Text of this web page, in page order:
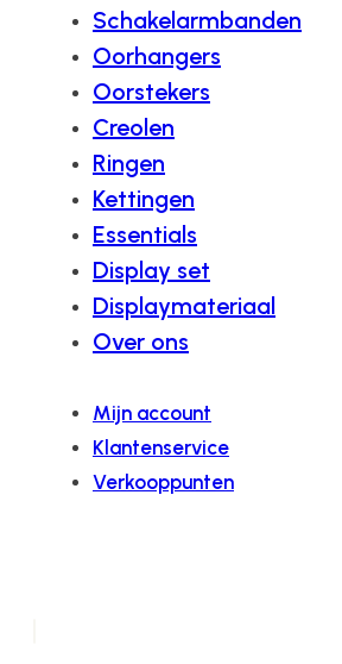
Schakelarmbanden
Oorhangers
Oorstekers
Creolen
Ringen
Kettingen
Essentials
Display set
Displaymateriaal
Over ons
Mijn account
Klantenservice
Verkooppunten